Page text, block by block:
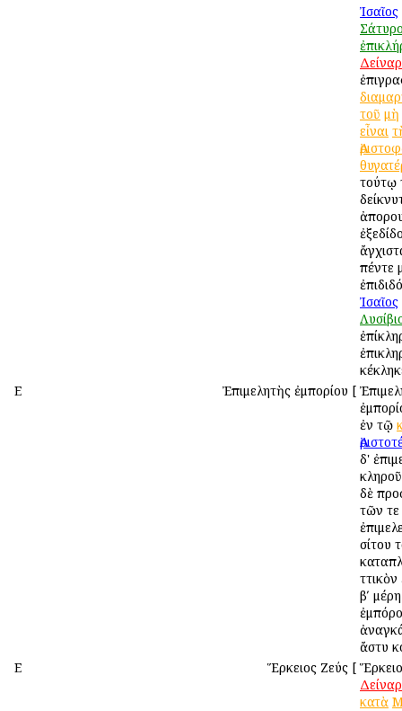
Ἰσαῖος
τοῦ μὴ
εἶναι
τούτῳ
πέντε
Ἰσαῖος
Ε
Ἐπιμελητὴς ἐμπορίου [
ἐν τῷ
δ'
δὲ
τῶν
σίτου
βʹ
ἄστυ
Ε
Ἕρκειος Ζεύς [
κατὰ